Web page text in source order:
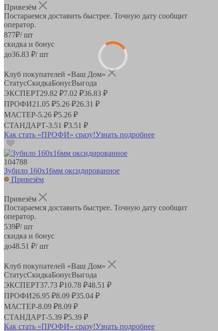
Привезём
Постараемся доставить быстрее. Точную дату сообщит
оператор.
877₽/ шт
скидка и бонус
до36.83 ₽/ шт
Клуб покупателей «Ваш Дом»
СтатусСкидкаБонусВыгода
ЭКСПЕРТ29.82 ₽7.02 ₽36.83 ₽
ПРОФИ21.05 ₽5.26 ₽26.31 ₽
МАСТЕР-5.26 ₽5.26 ₽
СТАНДАРТ-3.51 ₽3.51 ₽
Как стать «ПРОФИ» сразу!Узнать подробнее
104788
Зубило 160х16мм оксидированное
Привезём
Привезём
Постараемся доставить быстрее. Точную дату сообщит
оператор.
539₽/ шт
скидка и бонус
до48.51 ₽/ шт
Клуб покупателей «Ваш Дом»
СтатусСкидкаБонусВыгода
ЭКСПЕРТ37.73 ₽10.78 ₽48.51 ₽
ПРОФИ26.95 ₽8.09 ₽35.04 ₽
МАСТЕР-8.09 ₽8.09 ₽
СТАНДАРТ-5.39 ₽5.39 ₽
Как стать «ПРОФИ» сразу!Узнать подробнее